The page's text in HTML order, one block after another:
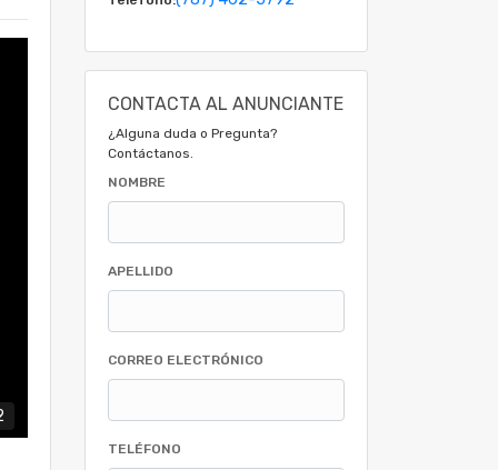
CONTACTA AL ANUNCIANTE
¿Alguna duda o Pregunta?
Contáctanos.
NOMBRE
APELLIDO
CORREO ELECTRÓNICO
TELÉFONO